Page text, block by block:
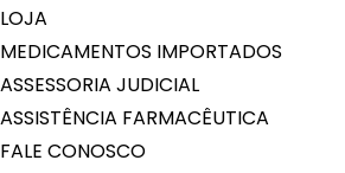
LOJA
MEDICAMENTOS IMPORTADOS
ASSESSORIA JUDICIAL
ASSISTÊNCIA FARMACÊUTICA
FALE CONOSCO